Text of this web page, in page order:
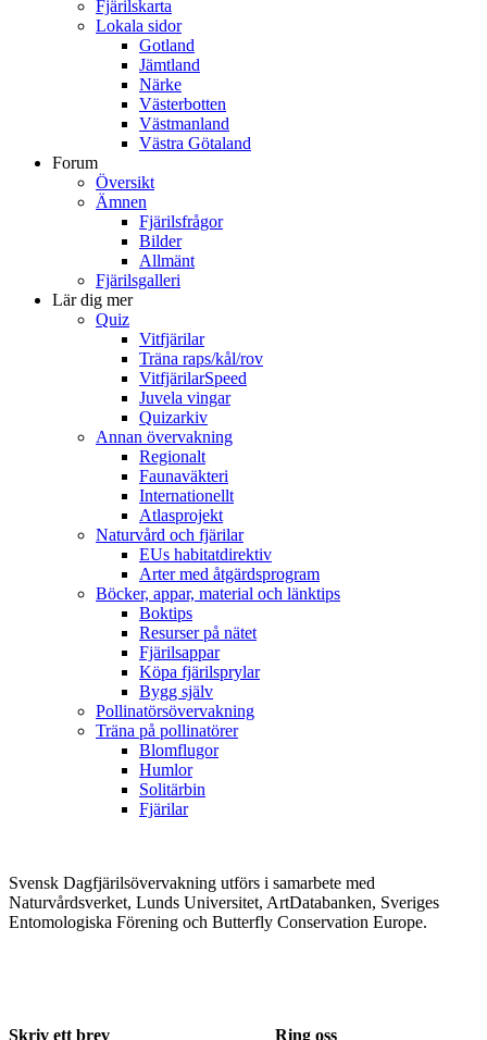
Fjärilskarta
Lokala sidor
Gotland
Jämtland
Närke
Västerbotten
Västmanland
Västra Götaland
Forum
Översikt
Ämnen
Fjärilsfrågor
Bilder
Allmänt
Fjärilsgalleri
Lär dig mer
Quiz
Vitfjärilar
Träna raps/kål/rov
VitfjärilarSpeed
Juvela vingar
Quizarkiv
Annan övervakning
Regionalt
Faunaväkteri
Internationellt
Atlasprojekt
Naturvård och fjärilar
EUs habitatdirektiv
Arter med åtgärdsprogram
Böcker, appar, material och länktips
Boktips
Resurser på nätet
Fjärilsappar
Köpa fjärilsprylar
Bygg själv
Pollinatörsövervakning
Träna på pollinatörer
Blomflugor
Humlor
Solitärbin
Fjärilar
Svensk Dagfjärilsövervakning utförs i samarbete med
Naturvårdsverket, Lunds Universitet, ArtDatabanken, Sveriges
Entomologiska Förening och Butterfly Conservation Europe.
Skriv ett brev Ring oss